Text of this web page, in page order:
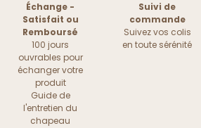
Échange -
Satisfait ou
Remboursé
100 jours
ouvrables pour
échanger votre
produit
Guide de
l'entretien du
chapeau
Suivi de
commande
Suivez vos colis
en toute sérénité